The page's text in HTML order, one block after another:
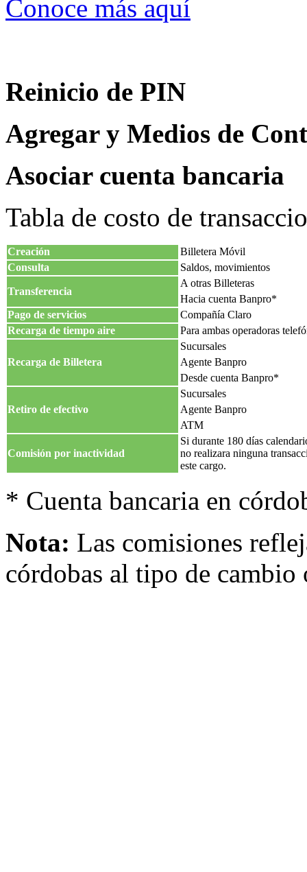
Conoce más aquí
Reinicio de PIN
Agregar y Medios de
Asociar cuenta bancaria
Tabla de costo de
Creación
Billetera Móvil
Consulta
Saldos, movimientos
Transferencia
A otras Billeteras
Hacia cuenta Banpro*
Pago de servicios
Compañía Claro
Recarga de tiempo aire
Para ambas operadoras
Recarga de Billetera
Sucursales
Agente Banpro
Desde cuenta Banpro*
Retiro de efectivo
Sucursales
Agente Banpro
ATM
Comisión por inactividad
Si durante 180 días
no realizara ninguna
este cargo.
* Cuenta bancaria en
Nota: Las comisiones
córdobas al tipo de